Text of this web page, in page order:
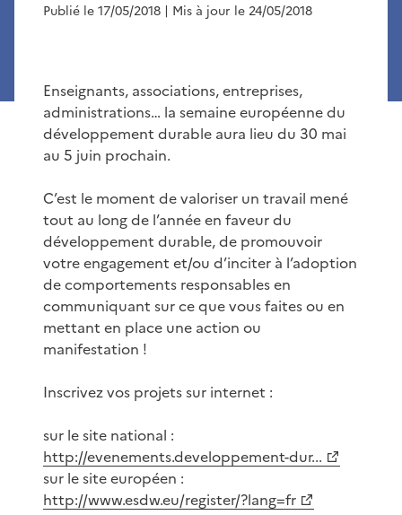
Publié le 17/05/2018 | Mis à jour le 24/05/2018
Enseignants, associations, entreprises,
administrations… la semaine européenne du
développement durable aura lieu du 30 mai
au 5 juin prochain.
C’est le moment de valoriser un travail mené
tout au long de l’année en faveur du
développement durable, de promouvoir
votre engagement et/ou d’inciter à l’adoption
de comportements responsables en
communiquant sur ce que vous faites ou en
mettant en place une action ou
manifestation !
Inscrivez vos projets sur internet :
sur le site national :
http://evenements.developpement-dur...
sur le site européen :
http://www.esdw.eu/register/?lang=fr